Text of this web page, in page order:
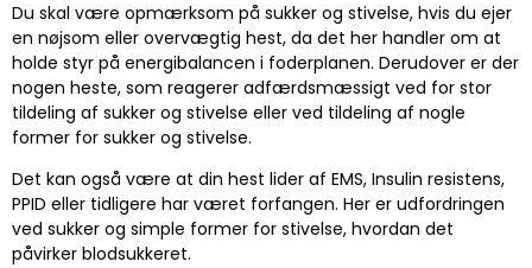
Du skal være opmærksom på sukker og stivelse, hvis du ejer
en nøjsom eller overvægtig hest, da det her handler om at
holde styr på energibalancen i foderplanen. Derudover er der
nogen heste, som reagerer adfærdsmæssigt ved for stor
tildeling af sukker og stivelse eller ved tildeling af nogle
former for sukker og stivelse.
Det kan også være at din hest lider af EMS, Insulin resistens,
PPID eller tidligere har været forfangen. Her er udfordringen
ved sukker og simple former for stivelse, hvordan det
påvirker blodsukkeret.